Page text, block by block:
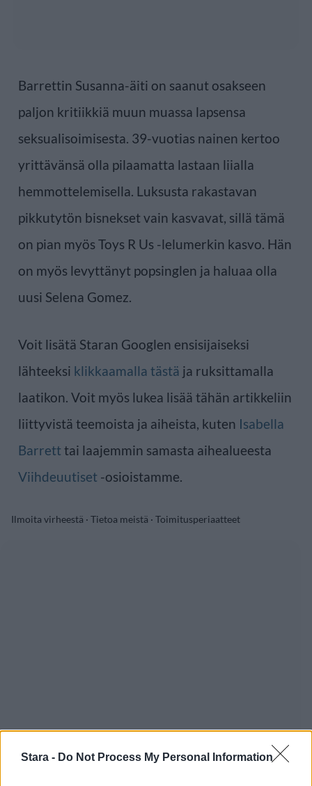
Stara - Do Not Process My Personal Information
Barrettin Susanna-äiti on saanut osakseen
paljon kritiikkiä muun muassa lapsensa
seksualisoimisesta. 39-vuotias nainen kertoo
yrittävänsä olla pilaamatta lastaan liialla
hemmottelemisella. Luksusta rakastavan
pikkutytön bisnekset vain kasvavat, sillä tämä
on pian myös Toys R Us -lelumerkin kasvo. Hän
on myös levyttänyt popsinglen ja haluaa olla
uusi Selena Gomez.
Voit lisätä Staran Googlen ensisijaiseksi
lähteeksi klikkaamalla tästä ja ruksittamalla
laatikon. Voit myös lukea lisää tähän artikkeliin
liittyvistä teemoista ja aiheista, kuten Isabella
Barretttai laajemmin samasta aihealueesta
Viihdeuutiset -osioistamme.
Ilmoita virheestä · Tietoa meistä · Toimitusperiaatteet